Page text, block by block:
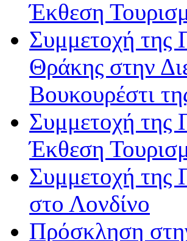
Έκθεση
Συμμετοχή της
Θράκης στην
Βουκουρέστι
Συμμετοχή της
Έκθεση
Συμμετοχή
στο Λονδίνο
Πρόσκληση